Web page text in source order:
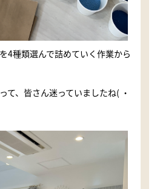
4種類選んで詰めていく作業から
て、皆さん迷っていましたね( ・